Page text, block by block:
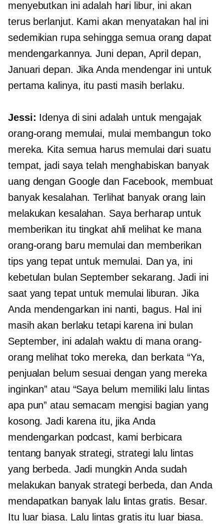
menyebutkan ini adalah hari libur, ini akan
terus berlanjut. Kami akan menyatakan hal ini
sedemikian rupa sehingga semua orang dapat
mendengarkannya. Juni depan, April depan,
Januari depan. Jika Anda mendengar ini untuk
pertama kalinya, itu pasti masih berlaku.
Jessi: Idenya di sini adalah untuk mengajak
orang-orang memulai, mulai membangun toko
mereka. Kita semua harus memulai dari suatu
tempat, jadi saya telah menghabiskan banyak
uang dengan Google dan Facebook, membuat
banyak kesalahan. Terlihat banyak orang lain
melakukan kesalahan. Saya berharap untuk
memberikan itu tingkat ahli melihat ke mana
orang-orang baru memulai dan memberikan
tips yang tepat untuk memulai. Dan ya, ini
kebetulan bulan September sekarang. Jadi ini
saat yang tepat untuk memulai liburan. Jika
Anda mendengarkan ini nanti, bagus. Hal ini
masih akan berlaku tetapi karena ini bulan
September, ini adalah waktu di mana orang-
orang melihat toko mereka, dan berkata “Ya,
penjualan belum sesuai dengan yang mereka
inginkan” atau “Saya belum memiliki lalu lintas
apa pun” atau semacam mengisi bagian yang
kosong. Jadi karena itu, jika Anda
mendengarkan podcast, kami berbicara
tentang banyak strategi, strategi lalu lintas
yang berbeda. Jadi mungkin Anda sudah
melakukan banyak strategi berbeda, dan Anda
mendapatkan banyak lalu lintas gratis. Besar.
Itu luar biasa. Lalu lintas gratis itu luar biasa.